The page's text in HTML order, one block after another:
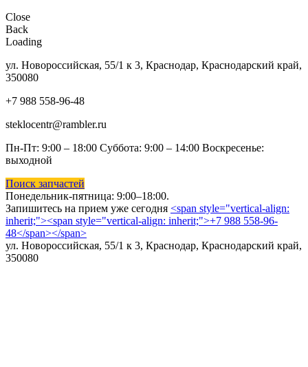
Close
Back
Loading
ул. Новороссийская, 55/1 к 3, Краснодар, Краснодарский край,
350080
+7 988 558-96-48
steklocentr@rambler.ru
Пн-Пт: 9:00 – 18:00 Суббота: 9:00 – 14:00 Воскресенье:
выходной
Поиск запчастей
Понедельник-пятница: 9:00–18:00.
Запишитесь на прием уже сегодня <span style="vertical-align:
inherit;"><span style="vertical-align: inherit;">+7 988 558-96-
48</span></span>
ул. Новороссийская, 55/1 к 3, Краснодар, Краснодарский край,
350080